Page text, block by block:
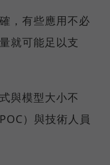
，有些應用不必
就可能足以支
與模型大小不
）與技術人員